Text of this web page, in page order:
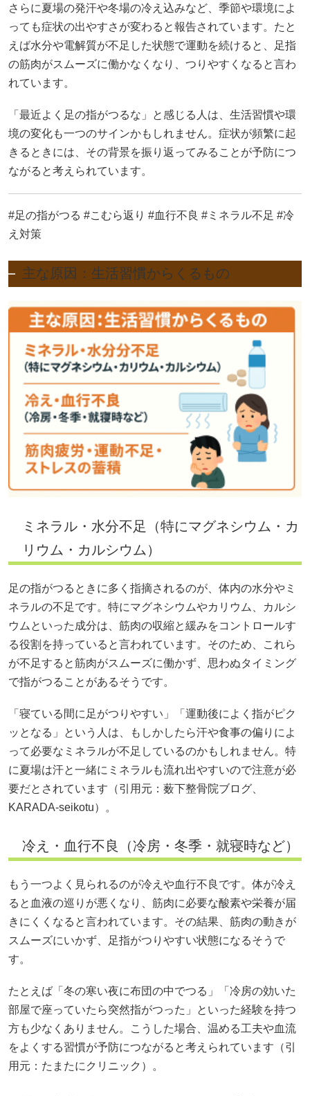
さらに夏場の発汗や冬場の冷え込みなど、季節や環境によ
っても症状の出やすさが変わると報告されています。たと
えば水分や電解質が不足した状態で運動を続けると、足指
の筋肉がスムーズに働かなくなり、つりやすくなると言わ
れています。
「最近よく足の指がつるな」と感じる人は、生活習慣や環
境の変化も一つのサインかもしれません。症状が頻繁に起
きるときには、その背景を振り返ってみることが予防につ
ながると考えられています。
#足の指がつる #こむら返り #血行不良 #ミネラル不足 #冷
え対策
主な原因：生活習慣からくるもの
ミネラル・水分不足（特にマグネシウム・カ
リウム・カルシウム）
足の指がつるときに多く指摘されるのが、体内の水分やミ
ネラルの不足です。特にマグネシウムやカリウム、カルシ
ウムといった成分は、筋肉の収縮と緩みをコントロールす
る役割を持っていると言われています。そのため、これら
が不足すると筋肉がスムーズに働かず、思わぬタイミング
で指がつることがあるそうです。
「寝ている間に足がつりやすい」「運動後によく指がピク
ッとなる」という人は、もしかしたら汗や食事の偏りによ
って必要なミネラルが不足しているのかもしれません。特
に夏場は汗と一緒にミネラルも流れ出やすいので注意が必
要だとされています（引用元： 薮下整骨院ブログ
KARADA-seikotu）。
冷え・血行不良（冷房・冬季・就寝時など）
もう一つよく見られるのが冷えや血行不良です。体が冷え
ると血液の巡りが悪くなり、筋肉に必要な酸素や栄養が届
きにくくなると言われています。その結果、筋肉の動きが
スムーズにいかず、足指がつりやすい状態になるそうで
す。
たとえば「冬の寒い夜に布団の中でつる」「冷房の効いた
部屋で座っていたら突然指がつった」といった経験を持つ
方も少なくありません。こうした場合、温める工夫や血流
をよくする習慣が予防につながると考えられています（引
用元： たまたにクリニック ）。